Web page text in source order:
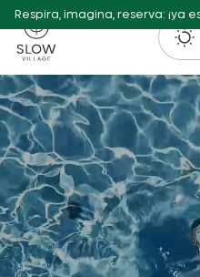
Ir al contenido principal
Pueblo Lento